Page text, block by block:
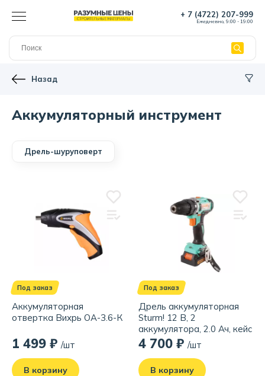
+ 7 (4722) 207-999
Ежедневно, 9:00 - 19:00
Назад
Аккумуляторный инструмент
Дрель-шуруповерт
Под заказ
Аккумуляторная
отвертка Вихрь ОА-3.6-К
1 499 ₽ /шт
В корзину
Под заказ
Дрель аккумуляторная
Sturm! 12 В, 2
аккумулятора, 2.0 Ач, кейс
4 700 ₽ /шт
В корзину